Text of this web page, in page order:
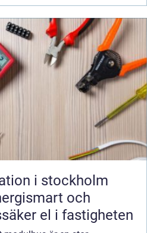
i stockholm
och
el i fastigheten